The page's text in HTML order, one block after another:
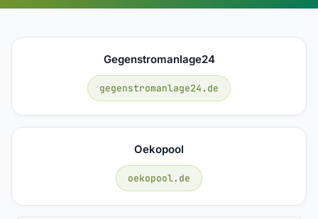
Gegenstromanlage24
gegenstromanlage24.de
Oekopool
oekopool.de